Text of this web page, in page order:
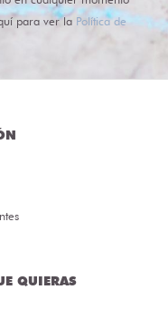
para ver la Política de
QUIERAS